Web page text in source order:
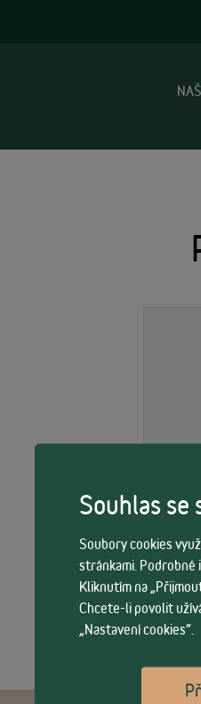
Souhlas se
Soubory cookies
stránkami. Podrobné
Kliknutím na
Chcete-li povolit
„Nastavení cookies“.